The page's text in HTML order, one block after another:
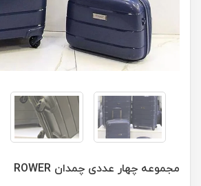
مجموعه چهار عددی چمدان ROWER